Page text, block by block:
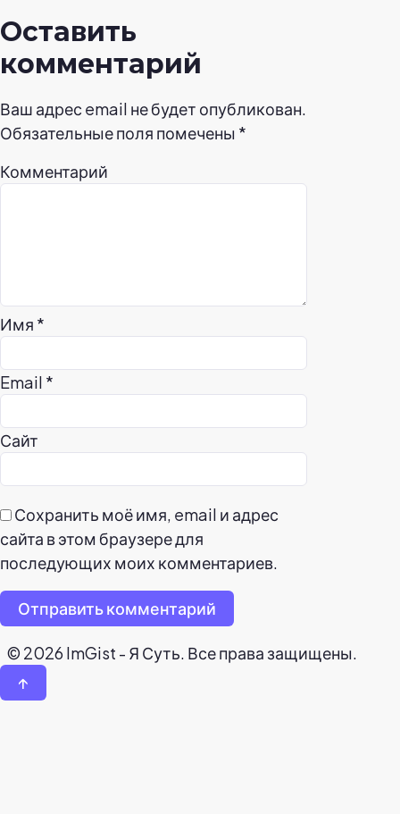
Оставить
комментарий
Ваш адрес email не будет опубликован.
Обязательные поля помечены *
Комментарий
Имя *
Email *
Сайт
Сохранить моё имя, email и адрес
сайта в этом браузере для
последующих моих комментариев.
Отправить комментарий
© 2026 ImGist - Я Суть. Все права защищены.
↑